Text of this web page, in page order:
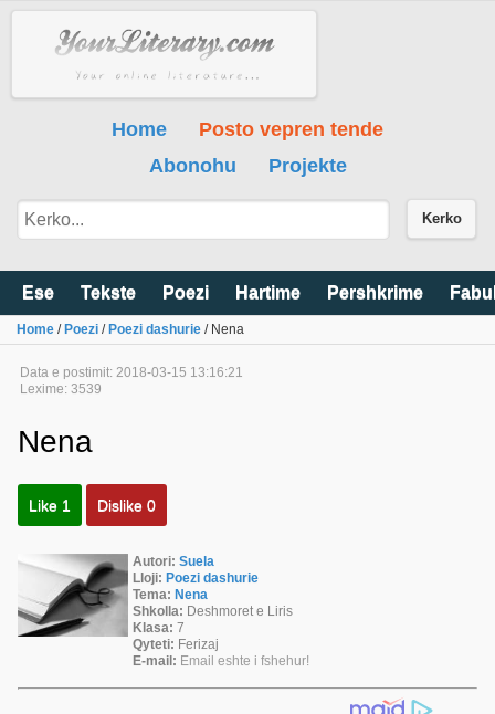
Home
Posto vepren tende
Abonohu
Projekte
Kerko
Ese Tekste Poezi Hartime Pershkrime
Home / Poezi / Poezi dashurie / Nena
Data e postimit: 2018-03-15 13:16:21
Lexime: 3539
Nena
Like 1 Dislike 0
Autori: Suela
Lloji: Poezi dashurie
Tema: Nena
Shkolla: Deshmoret e Liris
Klasa: 7
Qyteti: Ferizaj
E-mail: Email eshte i fshehur!